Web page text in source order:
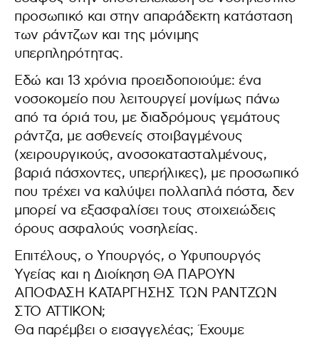
προσωπικό και στην απαράδεκτη κατάσταση
των ράντζων και της μόνιμης
υπερπληρότητας.
Εδώ και 13 χρόνια προειδοποιούμε: ένα
νοσοκομείο που λειτουργεί μονίμως πάνω
από τα όριά του, με διαδρόμους γεμάτους
ράντζα, με ασθενείς στοιβαγμένους
(χειρουργικούς, ανοσοκατασταλμένους,
βαριά πάσχοντες, υπερήλικες), με προσωπικό
που τρέχει να καλύψει πολλαπλά πόστα, δεν
μπορεί να εξασφαλίσει τους στοιχειώδεις
όρους ασφαλούς νοσηλείας.
Επιτέλους, ο Υπουργός, ο Υφυπουργός
Υγείας και η Διοίκηση ΘΑ ΠΑΡΟΥΝ
ΑΠΟΦΑΣΗ ΚΑΤΑΡΓΗΣΗΣ ΤΩΝ ΡΑΝΤΖΩΝ
ΣΤΟ ΑΤΤΙΚΟΝ;
Θα παρέμβει ο εισαγγελέας; Έχουμε